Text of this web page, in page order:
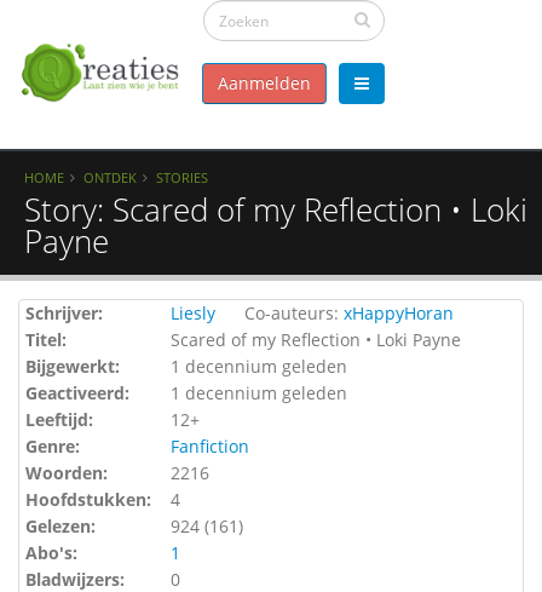
Aanmelden
HOME ONTDEK STORIES
Story: Scared of my Reflection • Loki
Payne
Schrijver: Liesly Co-auteurs: xHappyHoran
Titel:
Scared of my Reflection • Loki Payne
Bijgewerkt:
1 decennium geleden
Geactiveerd:
1 decennium geleden
Leeftijd:
12+
Genre:
Fanfiction
Woorden:
2216
Hoofdstukken:
4
Gelezen:
924 (161)
Abo's:
1
Bladwijzers:
0